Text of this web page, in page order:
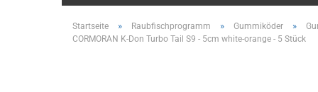
KESCHER / SENKE / GAFF POSEN SBIRULINOS
Startseite » Raubfischprogramm » Gummiköder »
CORMORAN K-Don Turbo Tail S9 - 5cm white-orange - 5 Stück